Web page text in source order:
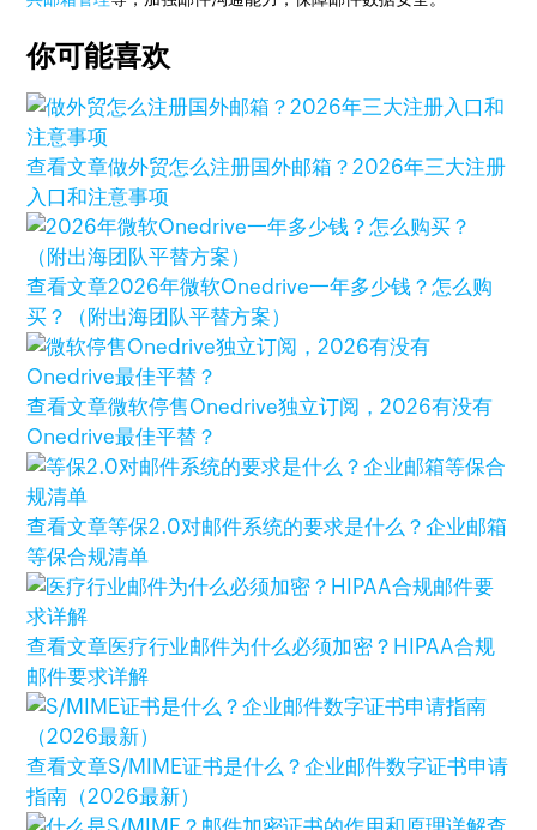
你可能喜欢
查看文章做外贸怎么注册国外邮箱？2026年三大注册
入口和注意事项
查看文章2026年微软Onedrive一年多少钱？怎么购
买？（附出海团队平替方案）
查看文章微软停售Onedrive独立订阅，2026有没有
Onedrive最佳平替？
查看文章等保2.0对邮件系统的要求是什么？企业邮箱
等保合规清单
查看文章医疗行业邮件为什么必须加密？HIPAA合规
邮件要求详解
查看文章S/MIME证书是什么？企业邮件数字证书申请
指南（2026最新）